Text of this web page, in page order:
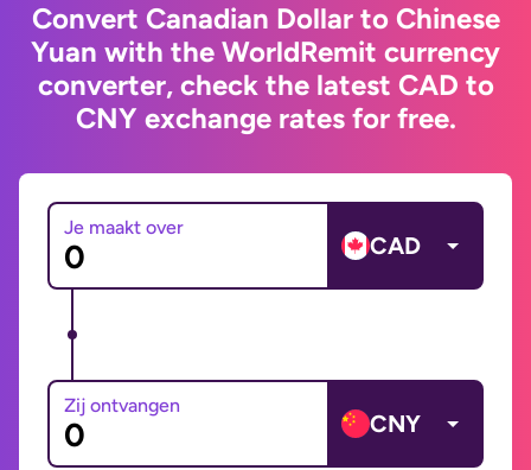
Convert Canadian Dollar to Chinese
Yuan with the WorldRemit currency
converter, check the latest CAD to
CNY exchange rates for free.
Je maakt over
CAD
Zij ontvangen
CNY